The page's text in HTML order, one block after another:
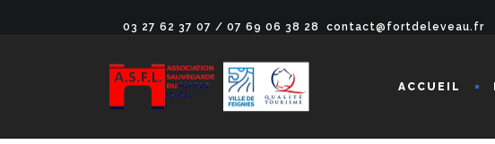
03 27 62 37 07 / 07 69 06 38 28 contact@fortdeleveau.fr
ACCUEIL